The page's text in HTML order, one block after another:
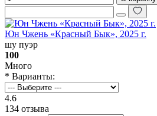
Юн Чжень «‎Красный Бык», 2025 г.
шу пуэр
100
Много
* Варианты:
4.6
134 отзыва